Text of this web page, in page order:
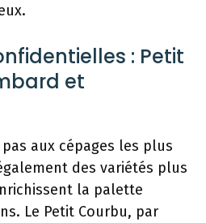
: Petit
et
aux cépages les plus
des variétés plus
la palette
Le Petit Courbu, par